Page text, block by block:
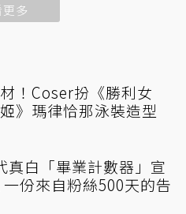
更多
！Coser扮《勝利女
》瑪律恰那泳裝造型
真白「畢業計數器」宣
份來自粉絲500天的告